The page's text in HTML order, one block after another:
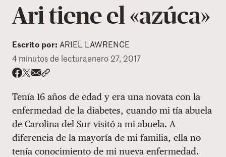
Recursos
Programas
Quienes somos
Ari tiene el «azúca»
Escrito por: ARIEL LAWRENCE
4 minutos de lecturaenero 27, 2017
Tenía 16 años de edad y era una novata con la
enfermedad de la diabetes, cuando mi tía abuela
de Carolina del Sur visitó a mi abuela. A
diferencia de la mayoría de mi familia, ella no
tenía conocimiento de mi nueva enfermedad.